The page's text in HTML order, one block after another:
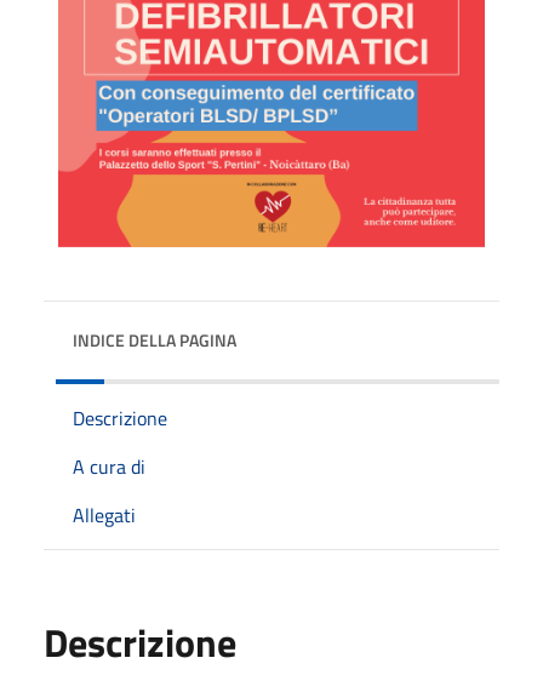
INDICE DELLA PAGINA
Descrizione
A cura di
Allegati
Descrizione